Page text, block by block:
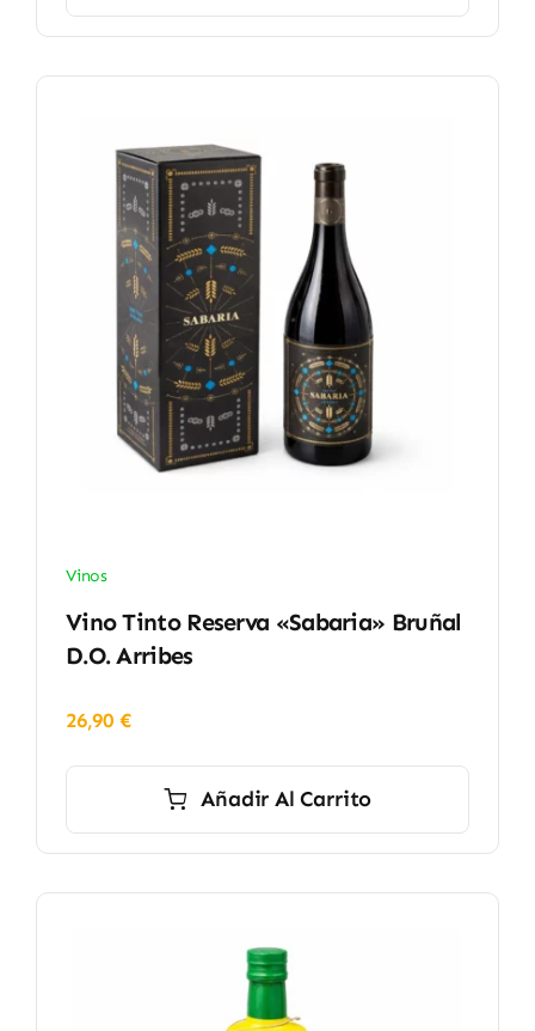
Vinos
Vino Tinto Reserva «Sabaria» Bruñal
D.O. Arribes
26,90 €
Añadir Al Carrito